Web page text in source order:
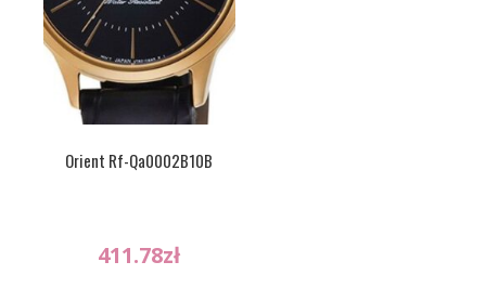
Orient Rf-Qa0002B10B
411.78zł